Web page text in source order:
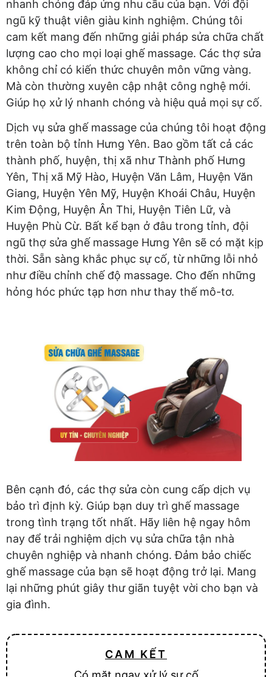
nhanh chóng đáp ứng nhu cầu của bạn. Với đội
ngũ kỹ thuật viên giàu kinh nghiệm. Chúng tôi
cam kết mang đến những giải pháp sửa chữa chất
lượng cao cho mọi loại ghế massage. Các thợ sửa
không chỉ có kiến thức chuyên môn vững vàng.
Mà còn thường xuyên cập nhật công nghệ mới.
Giúp họ xử lý nhanh chóng và hiệu quả mọi sự cố.
Dịch vụ sửa ghế massage của chúng tôi hoạt động
trên toàn bộ tỉnh Hưng Yên. Bao gồm tất cả các
thành phố, huyện, thị xã như Thành phố Hưng
Yên, Thị xã Mỹ Hào, Huyện Văn Lâm, Huyện Văn
Giang, Huyện Yên Mỹ, Huyện Khoái Châu, Huyện
Kim Động, Huyện Ân Thi, Huyện Tiên Lữ, và
Huyện Phù Cừ. Bất kể bạn ở đâu trong tỉnh, đội
ngũ thợ sửa ghế massage Hưng Yên sẽ có mặt kịp
thời. Sẵn sàng khắc phục sự cố, từ những lỗi nhỏ
như điều chỉnh chế độ massage. Cho đến những
hỏng hóc phức tạp hơn như thay thế mô-tơ.
Bên cạnh đó, các thợ sửa còn cung cấp dịch vụ
bảo trì định kỳ. Giúp bạn duy trì ghế massage
trong tình trạng tốt nhất. Hãy liên hệ ngay hôm
nay để trải nghiệm dịch vụ sửa chữa tận nhà
chuyên nghiệp và nhanh chóng. Đảm bảo chiếc
ghế massage của bạn sẽ hoạt động trở lại. Mang
lại những phút giây thư giãn tuyệt vời cho bạn và
gia đình.
CAM KẾT